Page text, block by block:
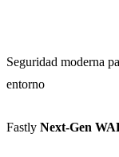
Seguridad moderna
entorno
Fastly Next-Gen